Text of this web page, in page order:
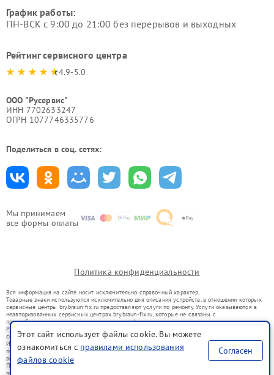
Мы принимаем
все формы оплаты
График работы:
ПН-ВСК с 9:00 до 21:00 без перерывов и выходных
Рейтинг сервисного центра
4.9-5.0
ООО "Русервис"
ИНН 7702633247
ОГРН 1077746335776
Поделиться в соц. сетях:
Политика конфиденциальности
Вся информация на сайте носит исключительно справочный характер.
Товарные знаки используются исключительно для описания устройств, в отношении которых
сервисные центры bry.braun-fix.ru предоставляют услуги по ремонту. Услуги оказываются в
неавторизованных сервисных центрах bry.braun-fix.ru, которые не связаны с
правообладателями товарных знаков или их официальными представителями.
Ремонт осуществляется для устройств, уже введенных в гражданский оборот в соответствии
со статьей 1487 ГК РФ.
Использование товарных знаков не преследует цели индивидуализации услуг или введения
потребителей в заблуждение, а служит для информирования о предоставляемых услугах по
ремонту техники указанных брендов.
Представленная на сайте информация не является публичной офертой, определяемой
положениями Статьи 437(2) Гражданского кодекса РФ
Этот сайт использует файлы cookie. Вы можете
ознакомиться с правилами использования
файлов cookie
Согласен